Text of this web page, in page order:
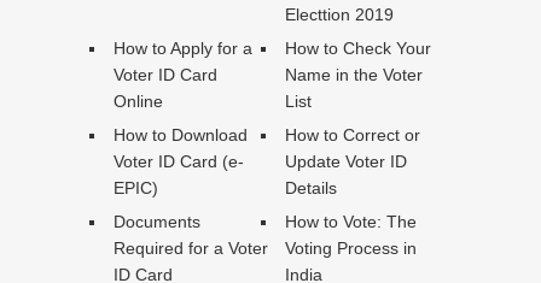
Electtion 2019
How to Apply for a
Voter ID Card
Online
How to Check Your
Name in the Voter
List
How to Download
Voter ID Card (e-
EPIC)
How to Correct or
Update Voter ID
Details
Documents
Required for a Voter
ID Card
How to Vote: The
Voting Process in
India